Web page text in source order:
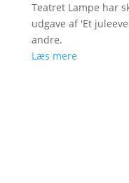
Teatret Lampe har
udgave af 'Et
andre.
Læs mere